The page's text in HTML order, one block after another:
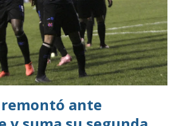
goleada frente a México terminó
más visible de una diferencia que ya
ante Costa Rica y que obligó a la
última jornada pendiente de otros
del de Honduras vs. Panamá.
ante